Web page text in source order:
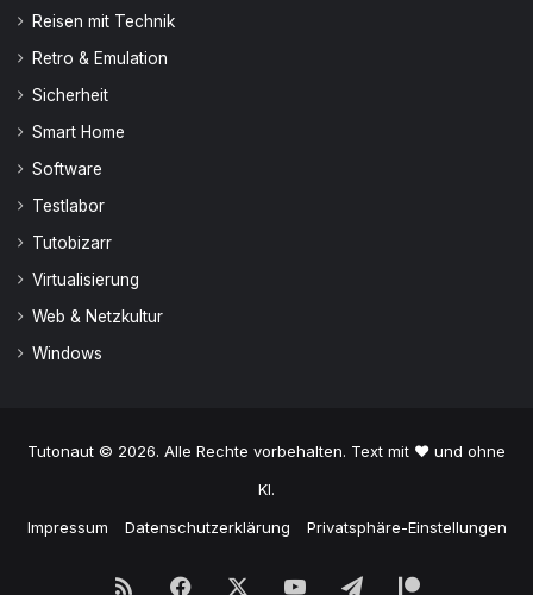
Reisen mit Technik
Retro & Emulation
Sicherheit
Smart Home
Software
Testlabor
Tutobizarr
Virtualisierung
Web & Netzkultur
Windows
Tutonaut © 2026. Alle Rechte vorbehalten. Text mit ♥ und ohne
KI.
Impressum
Datenschutzerklärung Privatsphäre-Einstellungen
RSS Facebook YouTubeTelegram